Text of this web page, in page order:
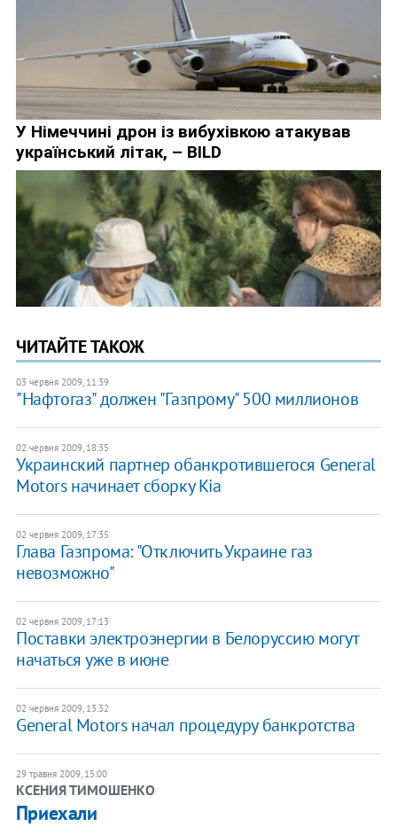
ЧИТАЙТЕ ТАКОЖ
03 червня 2009, 11:39
"Нафтогаз" должен "Газпрому" 500 миллионов
02 червня 2009, 18:35
Украинский партнер обанкротившегося General
Motors начинает сборку Kia
02 червня 2009, 17:35
Глава Газпрома: "Отключить Украине газ
невозможно"
02 червня 2009, 17:13
Поставки электроэнергии в Белоруссию могут
начаться уже в июне
02 червня 2009, 13:32
General Motors начал процедуру банкротства
29 травня 2009, 15:00
КСЕНИЯ ТИМОШЕНКО
Приехали